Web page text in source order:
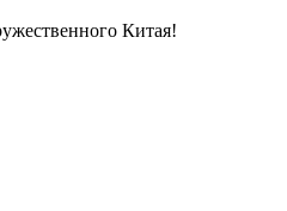
Китая!